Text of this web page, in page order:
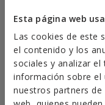
Esta página web
Las cookies de este
el contenido y los
sociales y analizar
información sobre el
nuestros partners de